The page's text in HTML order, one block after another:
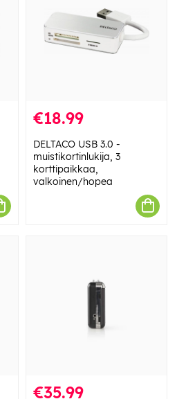
€18.99
DELTACO USB 3.0 -
muistikortinlukija, 3
korttipaikkaa,
valkoinen/hopea
€35.99